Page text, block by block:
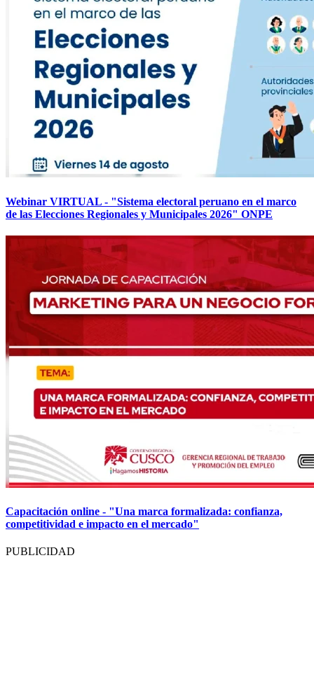
Webinar VIRTUAL - "Sistema electoral peruano en el marco
de las Elecciones Regionales y Municipales 2026" ONPE
Capacitación online - "Una marca formalizada: confianza,
competitividad e impacto en el mercado"
PUBLICIDAD